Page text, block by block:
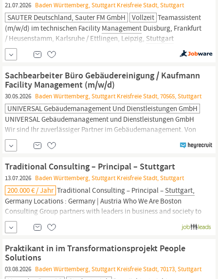
21.07.2026 Baden Württemberg, Stuttgart Kreisfreie Stadt, Stuttgart
SAUTER Deutschland, Sauter FM GmbH Vollzeit Teamassistent
(m/w/d) im technischen Facility Management Duisburg, Frankfurt
/ Heusenstamm, Karlsruhe / Ettlingen, Leipzig, Stuttgart
unbefristet Vollzeit frühestmöglicher Eintritt Das erwartet Sie bei
SAUTER FM: Als Teammitglied sind Sie erste r Ansprechpartner in
Sachbearbeiter Büro Gebäudereinigung / Kaufmann
Facility Management (m/w/d)
30.05.2026 Baden Württemberg, Stuttgart Kreisfreie Stadt, 70565, Stuttgart
UNIVERSAL Gebäudemanagement Und Dienstleistungen GmbH
UNIVERSAL Gebäudemanagement und Dienstleistungen GmbH
Wir sind Ihr zuverlässiger Partner im Gebäudemanagement. Von
der Gebäudereinigung über die Haus- und Gebäudetechnik bis hin
zum Garten- und Landschaftsbau. Als Spezialist für Facility-
Stuttgartals auch in Leipzig, Frankfurt...
Traditional Consulting – Principal – Stuttgart
13.07.2026 Baden Württemberg, Stuttgart Kreisfreie Stadt, Stuttgart
200.000 € / Jahr Traditional Consulting – Principal – Stuttgart,
Germany Locations : Germany | Austria Who We Are Boston
Consulting Group partners with leaders in business and society to
tackle their most important challenges and capture their greatest
opportunities. BCG was the pioneer in business strategy when it
Praktikant in im Transformationsprojekt People
Solutions
03.08.2026 Baden Württemberg, Stuttgart Kreisfreie Stadt, 70173, Stuttgart